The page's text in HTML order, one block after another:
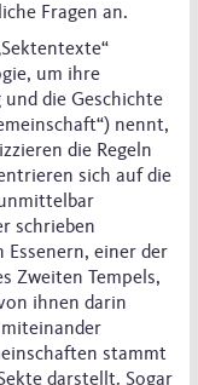
Fragen an.
um ihre
und die Geschichte
nennt,
die Regeln
sich auf die
schrieben
einer der
Zweiten Tempels,
ihnen darin
stammt
darstellt. Sogar